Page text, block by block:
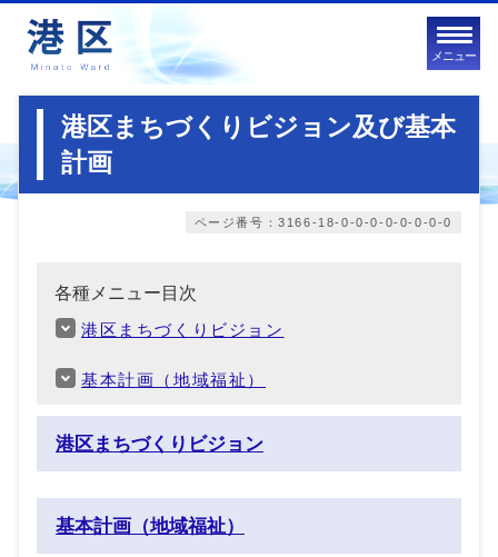
メニュー
港区まちづくりビジョン及び基本
計画
ページ番号：3166-18-0-0-0-0-0-0-0-0
各種メニュー目次
港区まちづくりビジョン
基本計画（地域福祉）
港区まちづくりビジョン
基本計画（地域福祉）